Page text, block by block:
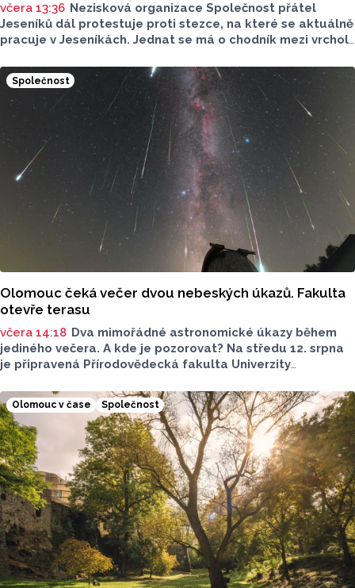
včera 13:36 Nezisková organizace Společnost přátel
Jeseníků dál protestuje proti stezce, na které se aktuálně
pracuje v Jeseníkách. Jednat se má o chodník mezi vrcholy
chodníku se podle odborníků příroda jen poškodí, chodník
mezi vrcholy podle nich není nutný.
Společnost
Olomouc čeká večer dvou nebeských úkazů. Fakulta
otevře terasu
včera 14:18 Dva mimořádné astronomické úkazy během
jediného večera. A kde je pozorovat? Na středu 12. srpna
je připravená Přírodovědecká fakulta Univerzity
v Přerově Hvězdárna. Na obou místech bude možné
pohlédnout na slunce speciální technikou.
Olomouc v čase Společnost